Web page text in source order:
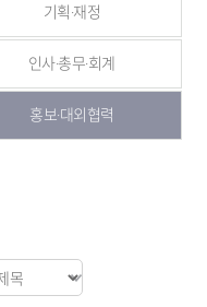
기획·재정
인사·총무·회계
홍보·대외협력